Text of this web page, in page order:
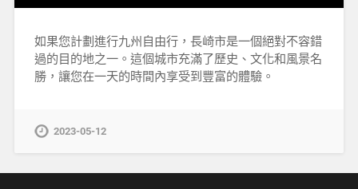
如果您計劃進行九州自由行，長崎市是一個絕對不容錯
過的目的地之一。這個城市充滿了歷史、文化和風景名
勝，讓您在一天的時間內享受到豐富的體驗。
2023-05-12